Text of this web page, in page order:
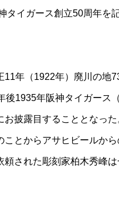
タイガース創立50周年を
11年（1922年）廃川の地
後1935年阪神タイガース
お披露目することとなっ
ことからアサヒビールか
頼された彫刻家柏木秀峰